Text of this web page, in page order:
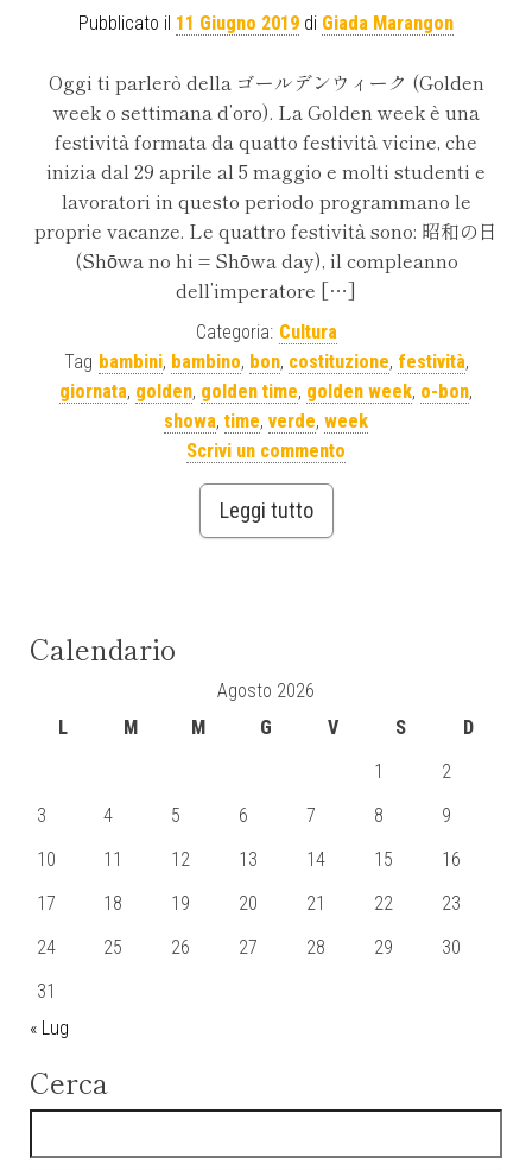
Pubblicato il 11 Giugno 2019 di Giada Marangon
Oggi ti parlerò della ゴールデンウィーク (Golden
week o settimana d’oro). La Golden week è una
festività formata da quatto festività vicine, che
inizia dal 29 aprile al 5 maggio e molti studenti e
lavoratori in questo periodo programmano le
proprie vacanze. Le quattro festività sono: 昭和の日
(Shōwa no hi = Shōwa day), il compleanno
dell’imperatore […]
Categoria: Cultura
Tag bambini, bambino, bon, costituzione, festività,
giornata, golden, golden time, golden week, o-bon,
showa, time, verde, week
Scrivi un commento
Leggi tutto
Calendario
Agosto 2026
L
M M G V S
D
1
2
3
4 5 6 7 8
9
10
11 12 13 14 15
16
17
18 19 20 21 22
23
24
25 26 27 28 29
30
31
« Lug
Cerca